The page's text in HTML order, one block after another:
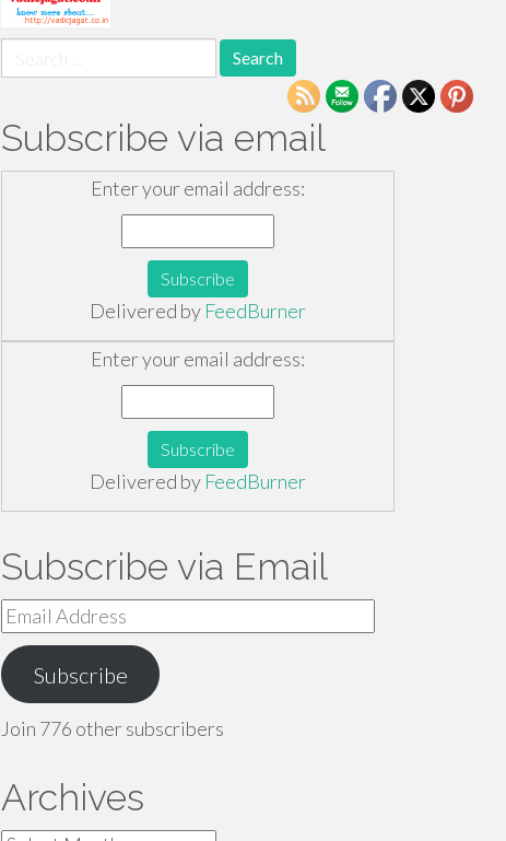
for:
Subscribe via email
Enter your email address:
Delivered by FeedBurner
Enter your email address:
Delivered by FeedBurner
Subscribe via Email
Email
Address
Subscribe
Join 776 other subscribers
Archives